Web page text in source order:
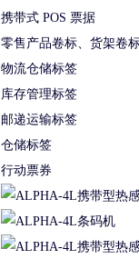
携带式 POS 票据
零售产品卷标、货架卷
物流仓储标签
库存管理标签
邮递运输标签
仓储标签
行动票券